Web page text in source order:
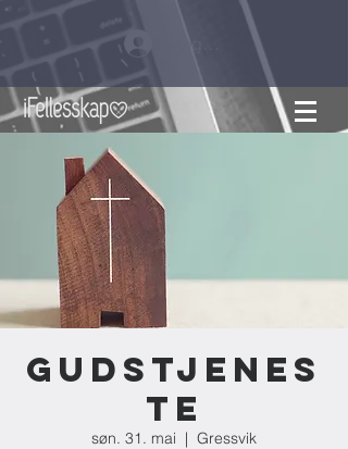
Logg inn
Gudstjenes
te
søn. 31. mai
  |
Gressvik